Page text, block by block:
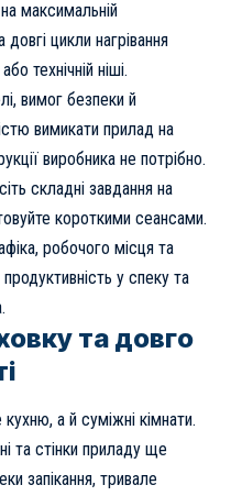
максимальній
цикли нагрівання
технічній ніші.
вимог безпеки й
вимикати прилад на
виробника не потрібно.
складні завдання на
короткими сеансами.
робочого місця та
у спеку та
.
та довго
а й суміжні кімнати.
та стінки приладу ще
запікання, тривале